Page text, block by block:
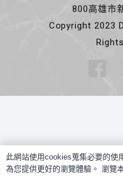
800高雄市
Copyright 2023
此網站使用cookies蒐集必要的使
為您提供更好的瀏覽體驗。 瀏覽